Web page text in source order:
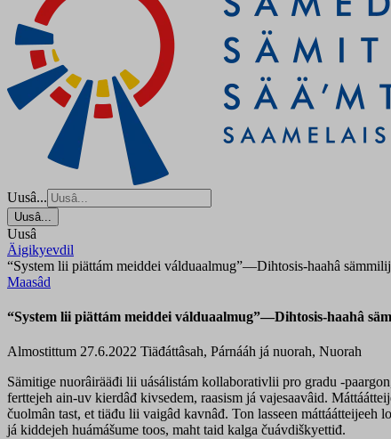
Uusâ...
Uusâ...
Uusâ
Äigikyevdil
“System lii piättám meiddei válduaalmug”—Dihtosis-haahâ
Maasâd
“System lii piättám meiddei válduaalmug”—Dihtosis-haahâ
Almostittum 27.6.2022 Tiäđáttâsah, Párnááh já nuorah, Nuorah
Sämitige nuorâirääđi lii uásálistám kollaborativlii pro gradu -
ferttejeh ain-uv kierdâđ kivsedem, raasism já vajesaavâid.
čuolmân tast, et tiäđu lii vaigâd kavnâđ. Ton lasseen
já kiddejeh huámášume toos, maht taid kalga čuávdiškyettiđ.